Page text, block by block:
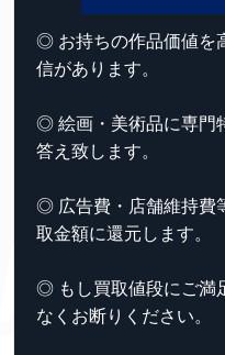
◎ お持ちの作品価値を
信があります。
◎ 絵画・美術品に専門
答え致します。
◎ 広告費・店舗維持費
取金額に還元します。
◎ もし買取値段にご満
なくお断りください。